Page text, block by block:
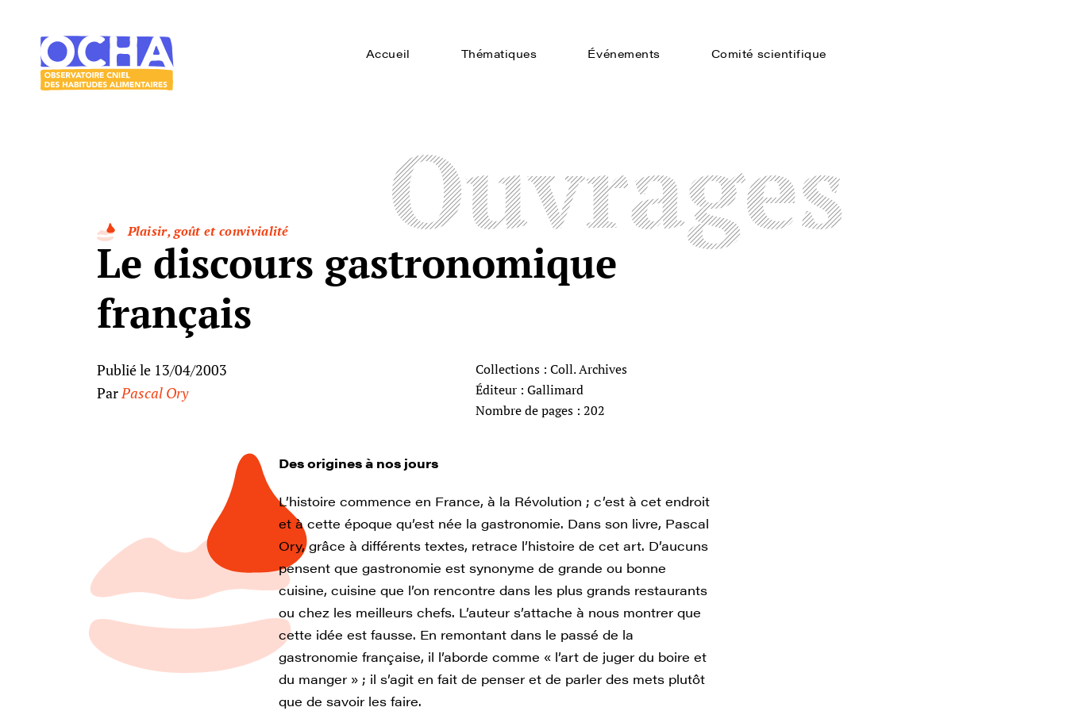
Accueil Thématiques Événements Comité scientifique
Ouvrages
Plaisir, goût et convivialité
Le discours gastronomique
français
Publié le 13/04/2003
Par Pascal Ory
Collections : Coll. Archives
Éditeur : Gallimard
Nombre de pages : 202
Des origines à nos jours
L’histoire commence en France, à la Révolution ; c’est à cet endroit
et à cette époque qu’est née la gastronomie. Dans son livre, Pascal
Ory, grâce à différents textes, retrace l’histoire de cet art. D’aucuns
pensent que gastronomie est synonyme de grande ou bonne
cuisine, cuisine que l’on rencontre dans les plus grands restaurants
ou chez les meilleurs chefs. L’auteur s’attache à nous montrer que
cette idée est fausse. En remontant dans le passé de la
gastronomie française, il l’aborde comme « l’art de juger du boire et
du manger » ; il s’agit en fait de penser et de parler des mets plutôt
que de savoir les faire.